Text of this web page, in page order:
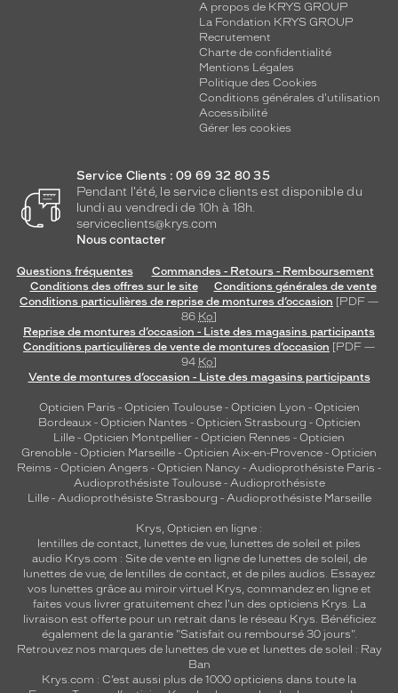
A propos de KRYS GROUP
La Fondation KRYS GROUP
Recrutement
Charte de confidentialité
Mentions Légales
Politique des Cookies
Conditions générales d'utilisation
Accessibilité
Gérer les cookies
Service Clients : 09 69 32 80 35
Pendant l'été, le service clients est disponible du
lundi au vendredi de 10h à 18h.
serviceclients@krys.com
Nous contacter
Questions fréquentes
Commandes - Retours - Remboursement
Conditions des offres sur le site
Conditions générales de vente
Conditions particulières de reprise de montures d’occasion [PDF —
86 Ko]
Reprise de montures d’occasion - Liste des magasins participants
Conditions particulières de vente de montures d’occasion [PDF —
94 Ko]
Vente de montures d’occasion - Liste des magasins participants
Opticien Paris - Opticien Toulouse- Opticien Lyon - Opticien
Bordeaux- Opticien Nantes - Opticien Strasbourg - Opticien
Lille - Opticien Montpellier - Opticien Rennes - Opticien
Grenoble - Opticien Marseille - Opticien Aix-en-Provence - Opticien
Reims - Opticien Angers - Opticien Nancy - Audioprothésiste Paris -
Audioprothésiste Toulouse- Audioprothésiste
Lille- Audioprothésiste Strasbourg - Audioprothésiste Marseille
Krys, Opticien en ligne :
lentilles de contact, lunettes de vue, lunettes de soleil et piles
audio Krys.com : Site de vente en ligne de lunettes de soleil, de
lunettes de vue, de lentilles de contact, et de piles audios. Essayez
vos lunettes grâce au miroir virtuel Krys, commandez en ligne et
faites vous livrer gratuitement chez l'un des opticiens Krys. La
livraison est offerte pour un retrait dans le réseau Krys. Bénéficiez
également de la garantie "Satisfait ou remboursé 30 jours".
Retrouvez nos marques de lunettes de vue et lunettes de soleil : Ray
Ban
Krys.com : C’est aussi plus de 1000 opticiens dans toute la